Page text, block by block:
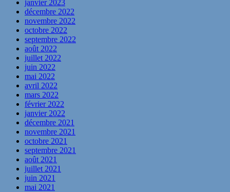
janvier 2023
décembre 2022
novembre 2022
octobre 2022
septembre 2022
août 2022
juillet 2022
juin 2022
mai 2022
avril 2022
mars 2022
février 2022
janvier 2022
décembre 2021
novembre 2021
octobre 2021
septembre 2021
août 2021
juillet 2021
juin 2021
mai 2021